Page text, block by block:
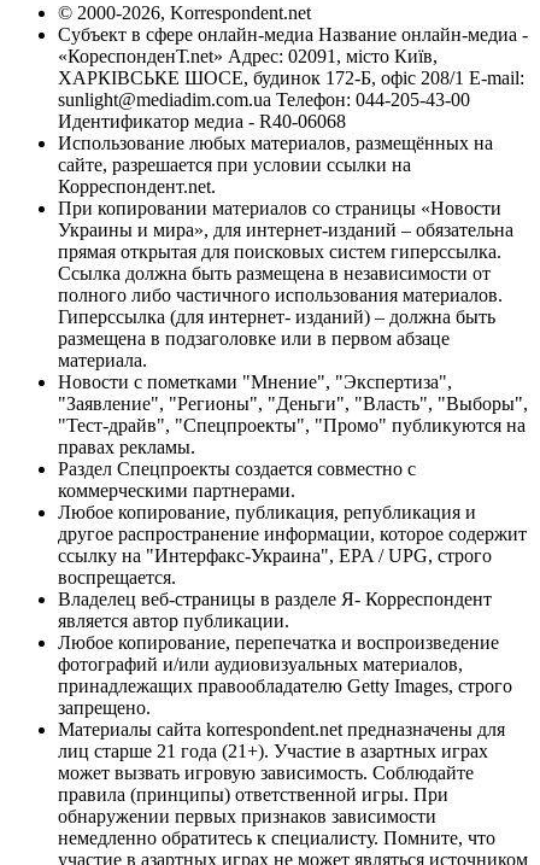
© 2000-2026, Korrespondent.net
Субъект в сфере онлайн-медиа Название онлайн-медиа -
«КореспонденТ.net» Адрес: 02091, місто Київ,
ХАРКІВСЬКЕ ШОСЕ, будинок 172-Б, офіс 208/1 E-mail:
sunlight@mediadim.com.ua Телефон: 044-205-43-00
Идентификатор медиа - R40-06068
Использование любых материалов, размещённых на
сайте, разрешается при условии ссылки на
Корреспондент.net.
При копировании материалов со страницы «Новости
Украины и мира», для интернет-изданий – обязательна
прямая открытая для поисковых систем гиперссылка.
Ссылка должна быть размещена в независимости от
полного либо частичного использования материалов.
Гиперссылка (для интернет- изданий) – должна быть
размещена в подзаголовке или в первом абзаце
материала.
Новости с пометками "Мнение", "Экспертиза",
"Заявление", "Регионы", "Деньги", "Власть", "Выборы",
"Тест-драйв", "Спецпроекты", "Промо" публикуются на
правах рекламы.
Раздел Спецпроекты создается совместно с
коммерческими партнерами.
Любое копирование, публикация, републикация и
другое распространение информации, которое содержит
ссылку на "Интерфакс-Украина", EPA / UPG, строго
воспрещается.
Владелец веб-страницы в разделе Я- Корреспондент
является автор публикации.
Любое копирование, перепечатка и воспроизведение
фотографий и/или аудиовизуальных материалов,
принадлежащих правообладателю Getty Images, строго
запрещено.
Материалы сайта korrespondent.net предназначены для
лиц старше 21 года (21+). Участие в азартных играх
может вызвать игровую зависимость. Соблюдайте
правила (принципы) ответственной игры. При
обнаружении первых признаков зависимости
немедленно обратитесь к специалисту. Помните, что
участие в азартных играх не может являться источником